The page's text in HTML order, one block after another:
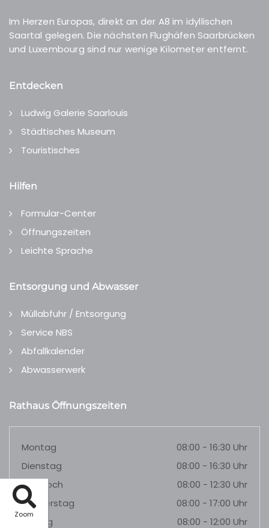
Zoom
Im Herzen Europas, direkt an der A8 im idyllischen
Saartal gelegen. Die nächsten Flughäfen Saarbrücken
und Luxembourg sind nur wenige Kilometer entfernt.
Entdecken
Ludwig Galerie Saarlouis
Städtisches Museum
Touristisches
Hilfen
Formular-Center
Öffnungszeiten
Leichte Sprache
Entsorgung und Abwasser
Müllabfuhr / Entsorgung
Service NBS
Abfallkalender
Abwasserwerk
Rathaus Öffnungszeiten
Montag
08:00 - 16:30 Uhr
Dienstag
08:00 - 16:30 Uhr
Mittwoch
08:00 - 12:30 Uhr
Donnerstag
08:00 - 17:00 Uhr
Freitag
08:00 - 12:00 Uhr